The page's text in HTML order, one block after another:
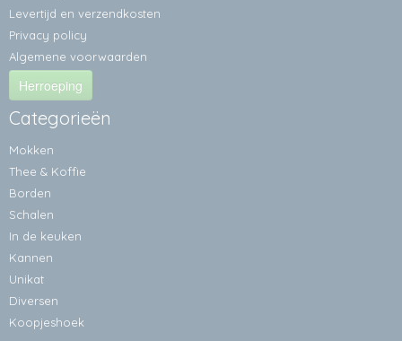
Levertijd en verzendkosten
Privacy policy
Algemene voorwaarden
Herroeping
Categorieën
Mokken
Thee & Koffie
Borden
Schalen
In de keuken
Kannen
Unikat
Diversen
Koopjeshoek